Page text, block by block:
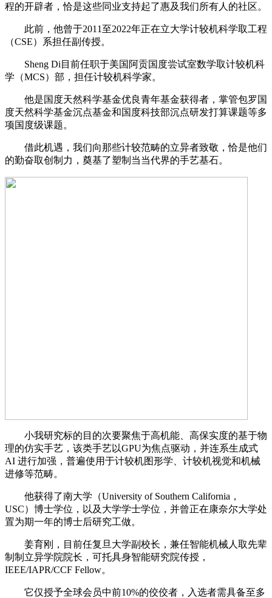
程的开辟者，恰是这些同业支持起了惠及我们所有人的社区。
此前，他曾于2011至2022年正在立大学计较机科学取工程
（CSE）系担任副传授。
Sheng Di目前任职于美国阿贡国度尝试室数学取计较机科
学（MCS）部，担任计较机科学家。
他是国度天然科学基金优良青年基金获得者，掌管包罗国
度天然科学基金沉点基金和国度科技部沉点研发打算课题等多
项国度级课题。
借此机遇，我们向那些计较范畴的立异者致敬，恰是他们
的勤奋取创制力，奠基了塑制当当代界的手艺基石。
小我研究标的目的次要聚焦于高机能、高保实度的基于物
理的仿实手艺，该类手艺以GPU为焦点驱动，并连系生成式
AI 进行加强，普遍使用于计较机图形学、计较机视觉和机械
进修等范畴。
他获得了南大学（University of Southern California，
USC）博士学位，以及大学学士学位，并曾正在康奈尔大学处
置为期一年的博士后研究工做。
姜育刚，目前任复旦大学副校长，兼任智能机械人取先辈
制制立异学院院长，可托具身智能研究院传授，
IEEE/IAPR/CCF Fellow。
它仅授予全球会员中前10%的佼佼者，入选者需具备至多